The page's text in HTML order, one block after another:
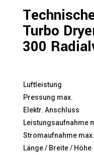
Turbo
300
Luftleistung
Pressung max.
Elektr. Anschluss
Leistungsaufnahme
Stromaufnahme max.
Länge / Breite / Höhe